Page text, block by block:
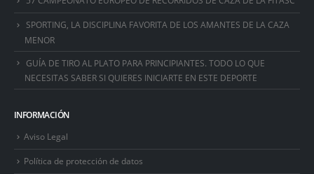
SPORTING, LA DISCIPLINA FAVORITA DE LOS AMANTES DE LA CAZA
MENOR
GUÍA DE TIRO AL PLATO PARA PRINCIPIANTES. TODO LO QUE
NECESITAS SABER SI QUIERES INICIARTE EN ESTE DEPORTE
INFORMACIÓN
Aviso Legal
Política de protección de datos